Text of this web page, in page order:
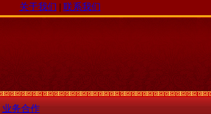
关于我们 | 联系我们
业务合作